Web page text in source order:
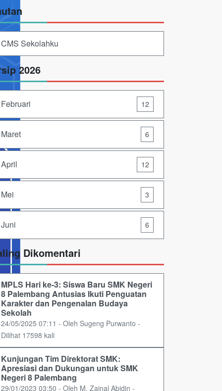
CMS Sekolahku
2026
Februari 12
Maret 6
April 12
Mei 3
Juni 6
Dikomentari
MPLS Hari ke-3: Siswa Baru SMK Negeri
8 Palembang Antusias Ikuti Penguatan
Karakter dan Pengenalan Budaya
Sekolah
24/05/2025 07:11 - Oleh Sugeng Purwanto -
Dilihat 17598 kali
Kunjungan Tim Direktorat SMK:
Apresiasi dan Dukungan untuk SMK
Negeri 8 Palembang
29/01/2023 03:50 - Oleh M. Zainal Abidin -